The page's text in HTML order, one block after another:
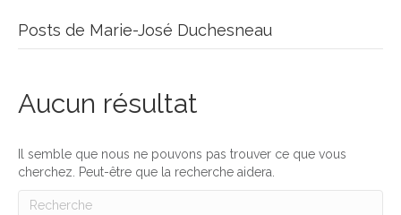
Posts de Marie-José Duchesneau
Aucun résultat
Il semble que nous ne pouvons pas trouver ce que vous
cherchez. Peut-être que la recherche aidera.